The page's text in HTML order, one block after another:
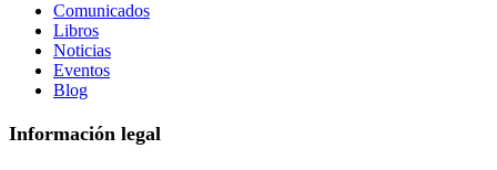
Comunicados
Libros
Noticias
Eventos
Blog
Información legal